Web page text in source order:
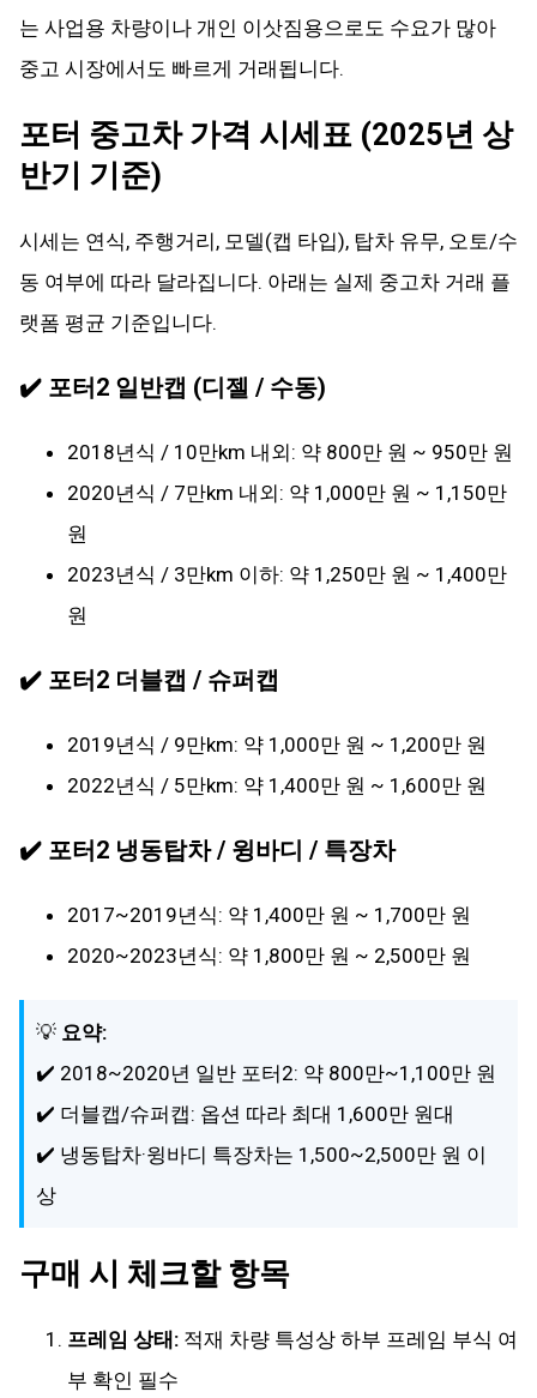
는 사업용 차량이나 개인 이삿짐용으로도 수요가 많아
중고 시장에서도 빠르게 거래됩니다.
포터 중고차 가격 시세표 (2025년 상
반기 기준)
시세는 연식, 주행거리, 모델(캡 타입), 탑차 유무, 오토/수
동 여부에 따라 달라집니다. 아래는 실제 중고차 거래 플
랫폼 평균 기준입니다.
✔️ 포터2 일반캡 (디젤 / 수동)
2018년식 / 10만km 내외: 약 800만 원 ~ 950만 원
2020년식 / 7만km 내외: 약 1,000만 원 ~ 1,150만
원
2023년식 / 3만km 이하: 약 1,250만 원 ~ 1,400만
원
✔️ 포터2 더블캡 / 슈퍼캡
2019년식 / 9만km: 약 1,000만 원 ~ 1,200만 원
2022년식 / 5만km: 약 1,400만 원 ~ 1,600만 원
✔️ 포터2 냉동탑차 / 윙바디 / 특장차
2017~2019년식: 약 1,400만 원 ~ 1,700만 원
2020~2023년식: 약 1,800만 원 ~ 2,500만 원
💡 요약:
✔️ 2018~2020년 일반 포터2: 약 800만~1,100만 원
✔️ 더블캡/슈퍼캡: 옵션 따라 최대 1,600만 원대
✔️ 냉동탑차·윙바디 특장차는 1,500~2,500만 원 이
상
구매 시 체크할 항목
프레임 상태: 적재 차량 특성상 하부 프레임 부식 여
부 확인 필수